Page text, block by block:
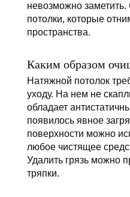
невозможно
потолки, которые
пространства.
Каким образом
Натяжной потолок
уходу. На нем не
обладает
появилось явное
поверхности можно
любое чистящее
Удалить грязь можно
тряпки.